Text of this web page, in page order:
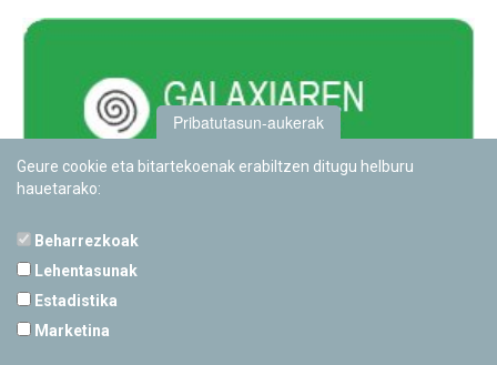
Pribatutasun-aukerak
Geure cookie eta bitartekoenak erabiltzen ditugu helburu
hauetarako:
Beharrezkoak
Lehentasunak
Estadistika
Marketina